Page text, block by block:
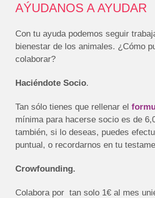
AÝUDANOS A AYUDAR
Con tu ayuda podemos seguir
bienestar de los animales. ¿Cómo
colaborar?
Haciéndote Socio.
Tan sólo tienes que rellenar el
mínima para hacerse socio es de
también, si lo deseas, puedes
puntual, o recordarnos en tu
Crowfounding.
Colabora por tan solo 1€ al mes